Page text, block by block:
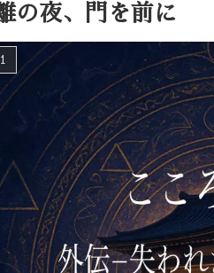
夜、門を前に